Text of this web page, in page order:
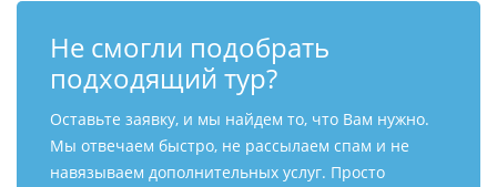
Не смогли подобрать
подходящий тур?
Оставьте заявку, и мы найдем то, что Вам нужно.
Мы отвечаем быстро, не рассылаем спам и не
навязываем дополнительных услуг. Просто